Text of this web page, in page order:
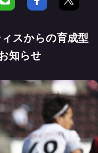
スからの育成型
知らせ